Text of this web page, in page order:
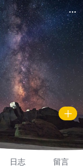
0
相册
0
好友
7310
人气
1395
积分
日志 留言